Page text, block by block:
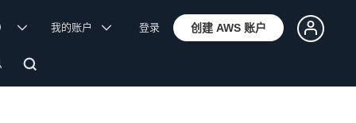
） 我的账户 登录 创建 AWS 账户